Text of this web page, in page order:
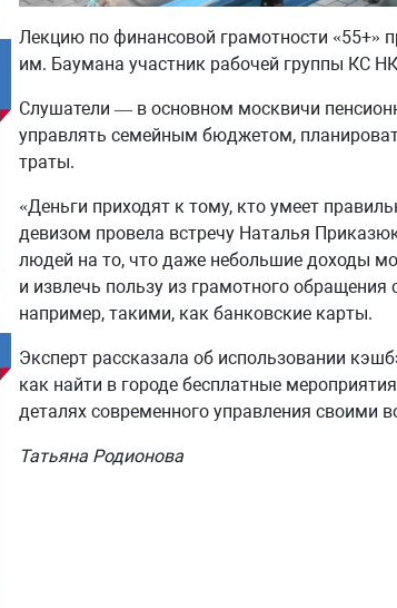
Лекцию по финансовой грамотности «55+»
им. Баумана участник рабочей группы КС
Слушатели — в основном москвичи
управлять семейным бюджетом,
траты.
«Деньги приходят к тому, кто умеет
девизом провела встречу Наталья
людей на то, что даже небольшие доходы
и извлечь пользу из грамотного
например, такими, как банковские карты.
Эксперт рассказала об использовании
как найти в городе бесплатные
деталях современного управления своими
Татьяна Родионова